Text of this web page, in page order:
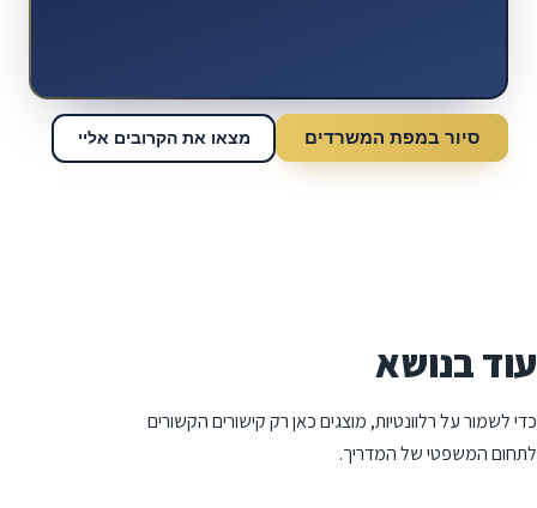
סיור במפת המשרדים מצאו את הקרובים אליי
עוד בנושא
כדי לשמור על רלוונטיות, מוצגים כאן רק קישורים הקשורים
לתחום המשפטי של המדריך.